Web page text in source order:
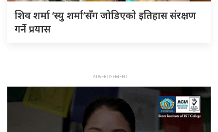
शिव शर्मा ‘स्यु शर्मा’सँग जोडिएको इतिहास संरक्षण
गर्ने प्रयास